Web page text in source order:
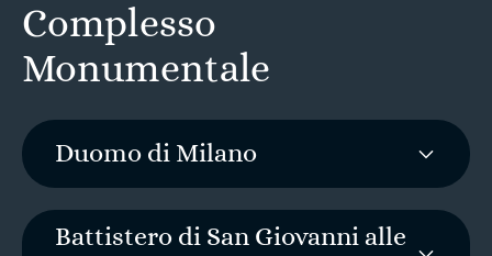
Complesso
Monumentale
Duomo di Milano
Battistero di San Giovanni alle